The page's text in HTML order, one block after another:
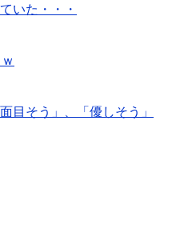
いた・・・
目そう」、「優しそう」